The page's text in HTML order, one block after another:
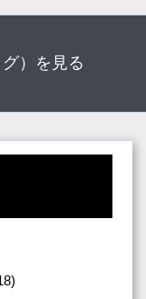
）を見る